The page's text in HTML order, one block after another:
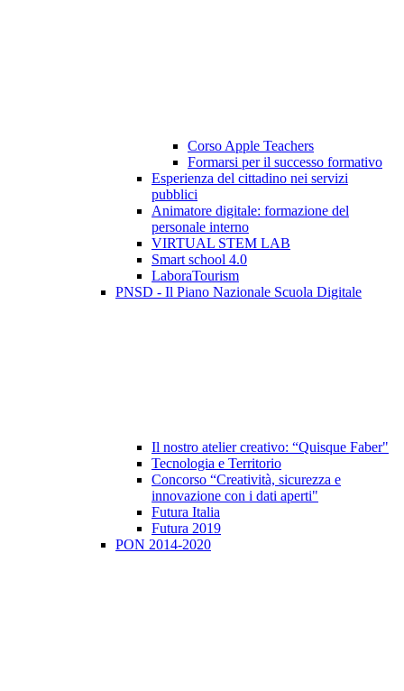
Corso Apple Teachers
Formarsi per il successo formativo
Esperienza del cittadino nei servizi
pubblici
Animatore digitale: formazione del
personale interno
VIRTUAL STEM LAB
Smart school 4.0
LaboraTourism
PNSD - Il Piano Nazionale Scuola Digitale
Il nostro atelier creativo: “Quisque Faber"
Tecnologia e Territorio
Concorso “Creatività, sicurezza e
innovazione con i dati aperti"
Futura Italia
Futura 2019
PON 2014-2020